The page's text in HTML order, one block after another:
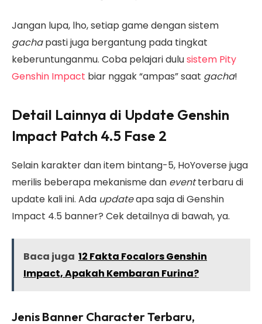
Jangan lupa, lho, setiap game dengan sistem
gachapasti juga bergantung pada tingkat
keberuntunganmu. Coba pelajari dulusistem Pity
Genshin Impact biar nggak “ampas” saat gacha!
Detail Lainnya di Update Genshin
Impact Patch 4.5 Fase 2
Selain karakter dan item bintang-5, HoYoverse juga
merilis beberapa mekanisme dan eventterbaru di
update kali ini. Ada updateapa saja di Genshin
Impact 4.5 banner? Cek detailnya di bawah, ya.
Baca juga 12 Fakta Focalors Genshin
Impact, Apakah Kembaran Furina?
Jenis Banner Character Terbaru,